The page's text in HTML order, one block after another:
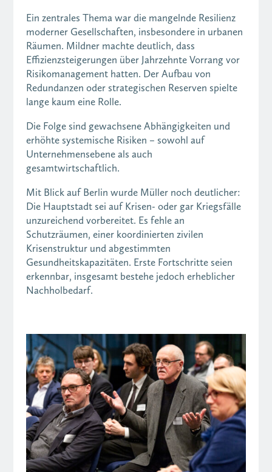
Ein zentrales Thema war die mangelnde Resilienz
moderner Gesellschaften, insbesondere in urbanen
Räumen. Mildner machte deutlich, dass
Effizienzsteigerungen über Jahrzehnte Vorrang vor
Risikomanagement hatten. Der Aufbau von
Redundanzen oder strategischen Reserven spielte
lange kaum eine Rolle.
Die Folge sind gewachsene Abhängigkeiten und
erhöhte systemische Risiken – sowohl auf
Unternehmensebene als auch
gesamtwirtschaftlich.
Mit Blick auf Berlin wurde Müller noch deutlicher:
Die Hauptstadt sei auf Krisen- oder gar Kriegsfälle
unzureichend vorbereitet. Es fehle an
Schutzräumen, einer koordinierten zivilen
Krisenstruktur und abgestimmten
Gesundheitskapazitäten. Erste Fortschritte seien
erkennbar, insgesamt bestehe jedoch erheblicher
Nachholbedarf.